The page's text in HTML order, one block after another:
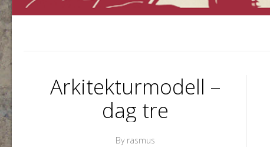
Arkitekturmodell –
dag tre
Byrasmus